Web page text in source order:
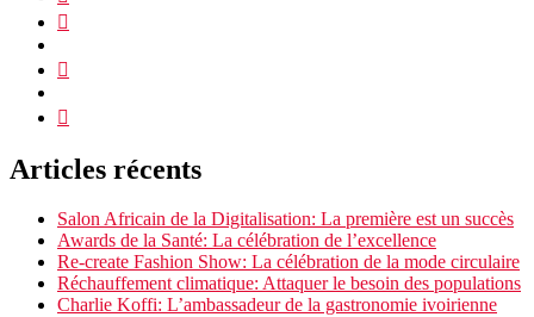
Articles récents
Salon Africain de la Digitalisation: La première est un succès
Awards de la Santé: La célébration de l’excellence
Re-create Fashion Show: La célébration de la mode circulaire
Réchauffement climatique: Attaquer le besoin des populations
Charlie Koffi: L’ambassadeur de la gastronomie ivoirienne